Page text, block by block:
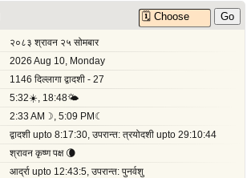
२०८३ श्रावन २५ सोमबार
2026 Aug 10, Monday
1146 दिल्लागा द्वादशी - 27
5:32☀️, 18:48🌤
2:33 AM☽, 5:09 PM☾
द्वादशी upto 8:17:30, उपरान्त: त्रयोदशी upto 29:10:44
श्रावन कृष्ण पक्ष 🌘
आर्द्रा upto 12:43:5, उपरान्त: पुनर्वशु